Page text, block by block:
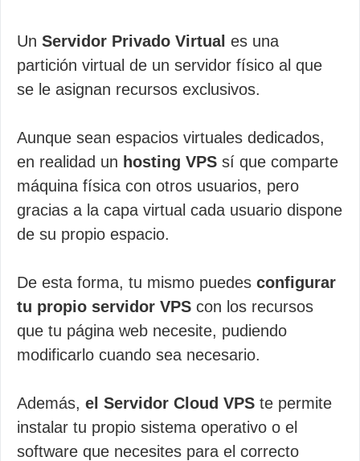
Un Servidor Privado Virtual es una
partición virtual de un servidor físico al que
se le asignan recursos exclusivos.
Aunque sean espacios virtuales dedicados,
en realidad un hosting VPS sí que comparte
máquina física con otros usuarios, pero
gracias a la capa virtual cada usuario dispone
de su propio espacio.
De esta forma, tu mismo puedes configurar
tu propio servidor VPS con los recursos
que tu página web necesite, pudiendo
modificarlo cuando sea necesario.
Además, el Servidor Cloud VPS te permite
instalar tu propio sistema operativo o el
software que necesites para el correcto